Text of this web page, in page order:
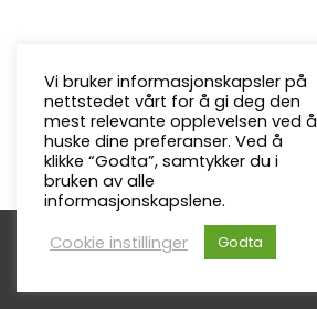
Copyright © 2026 Froland Menighet
Vi bruker informasjonskapsler på
nettstedet vårt for å gi deg den
mest relevante opplevelsen ved å
huske dine preferanser. Ved å
klikke “Godta”, samtykker du i
bruken av alle
informasjonskapslene.
Cookie instillinger
Godta